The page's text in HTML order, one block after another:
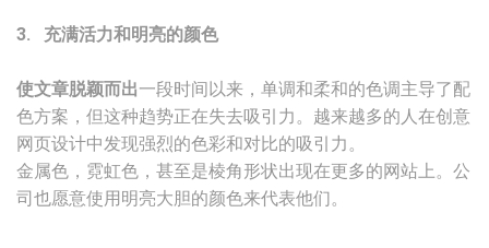
3. 充满活力和明亮的颜色
使文章脱颖而出一段时间以来，单调和柔和的色调主导了配
色方案，但这种趋势正在失去吸引力。越来越多的人在创意
网页设计中发现强烈的色彩和对比的吸引力。
金属色，霓虹色，甚至是棱角形状出现在更多的网站上。公
司也愿意使用明亮大胆的颜色来代表他们。